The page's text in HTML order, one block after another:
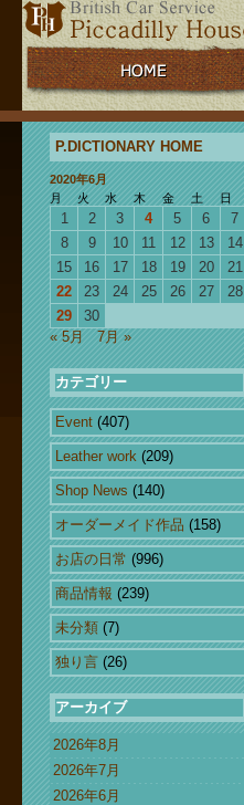
P.DICTIONARY HOME
2020年6月
月
火 水 木 金 土 日
1 2 3 4 5 6
7
8
9 10 11 12 13
14
15
16 17 18 19 20
21
22
23 24 25 26 27
28
29
30
« 5月
7月 »
カテゴリー
Event (407)
Leather work (209)
Shop News (140)
オーダーメイド作品 (158)
お店の日常 (996)
商品情報 (239)
未分類 (7)
独り言 (26)
アーカイブ
2026年8月
2026年7月
2026年6月